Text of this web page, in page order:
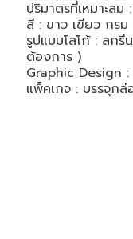
ปริมาตรที่เหมาะสม :
สี : ขาว เขียว กร
รูปแบบโลโก้ : สกรี
ต้องการ )
Graphic Design
แพ็คเกจ : บรรจุกล่